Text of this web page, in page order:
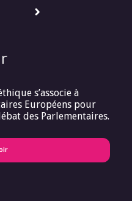
s’associe à
Européens pour
des Parlementaires.